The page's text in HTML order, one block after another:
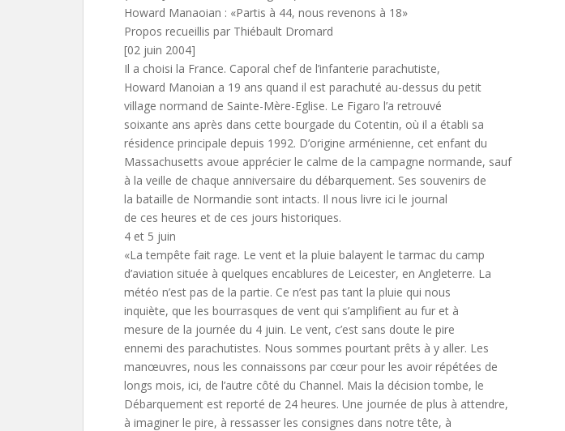
Howard Manaoian : «Partis à 44, nous revenons à 18»
Propos recueillis par Thiébault Dromard
[02 juin 2004]
Il a choisi la France. Caporal chef de l’infanterie parachutiste,
Howard Manoian a 19 ans quand il est parachuté au-dessus du petit
village normand de Sainte-Mère-Eglise. Le Figaro l’a retrouvé
soixante ans après dans cette bourgade du Cotentin, où il a établi sa
résidence principale depuis 1992. D’origine arménienne, cet enfant du
Massachusetts avoue apprécier le calme de la campagne normande, sauf
à la veille de chaque anniversaire du débarquement. Ses souvenirs de
la bataille de Normandie sont intacts. Il nous livre ici le journal
de ces heures et de ces jours historiques.
4 et 5 juin
«La tempête fait rage. Le vent et la pluie balayent le tarmac du camp
d’aviation située à quelques encablures de Leicester, en Angleterre. La
météo n’est pas de la partie. Ce n’est pas tant la pluie qui nous
inquiète, que les bourrasques de vent qui s’amplifient au fur et à
mesure de la journée du 4 juin. Le vent, c’est sans doute le pire
ennemi des parachutistes. Nous sommes pourtant prêts à y aller. Les
manœuvres, nous les connaissons par cœur pour les avoir répétées de
longs mois, ici, de l’autre côté du Channel. Mais la décision tombe, le
Débarquement est reporté de 24 heures. Une journée de plus à attendre,
à imaginer le pire, à ressasser les consignes dans notre tête, à